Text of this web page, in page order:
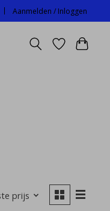
Aanmelden / Inloggen
prijs